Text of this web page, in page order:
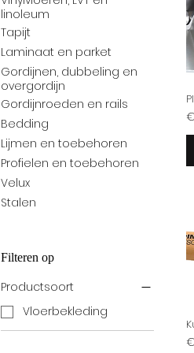
linoleum
Tapijt
Laminaat en parket
Gordijnen, dubbeling en
overgordijn
Gordijnroeden en rails
Bedding
Lijmen en toebehoren
Profielen en toebehoren
Velux
Stalen
Filteren op
Productsoort
Vloerbekleding